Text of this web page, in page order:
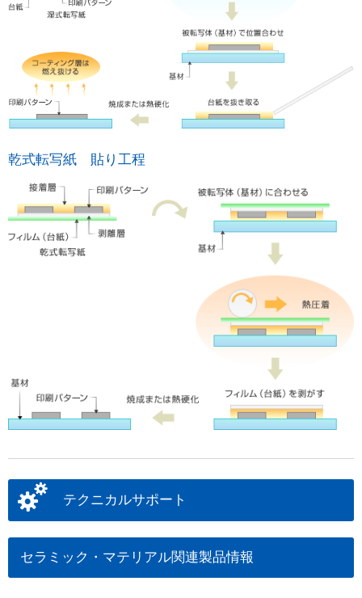
乾式転写紙 貼り工程
テクニカルサポート
セラミック・マテリアル関連製品情報